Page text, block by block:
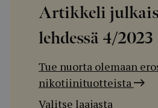
Artikkeli
lehdessä 4/2023
Tue nuorta olemaan
nikotiinituotteista
Valitse laajasta